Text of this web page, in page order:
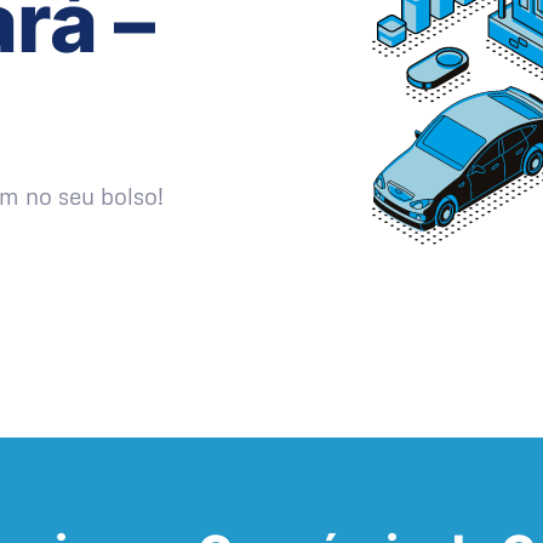
–
no seu bolso!